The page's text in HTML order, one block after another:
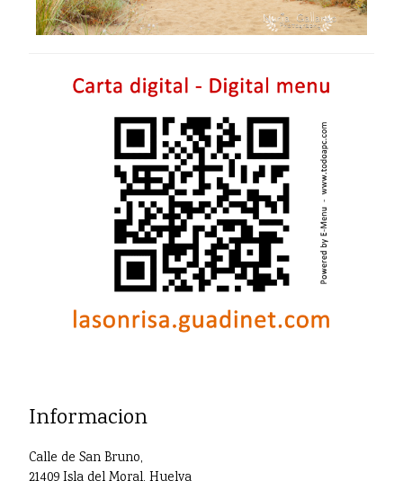
Informacion
Calle de San Bruno,